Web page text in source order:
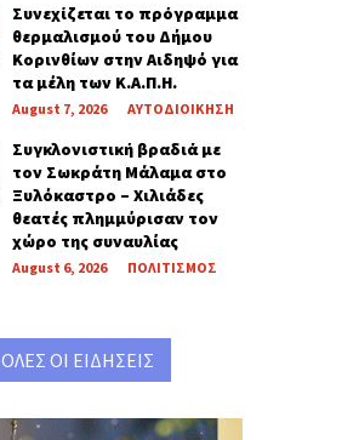
Συνεχίζεται το πρόγραμμα
θερμαλισμού του Δήμου
Κορινθίων στην Αιδηψό για
τα μέλη των Κ.Α.Π.Η.
August 7, 2026 ΑΥΤΟΔΙΟΙΚΗΣΗ
Συγκλονιστική βραδιά με
τον Σωκράτη Μάλαμα στο
Ξυλόκαστρο – Χιλιάδες
θεατές πλημμύρισαν τον
χώρο της συναυλίας
August 6, 2026 ΠΟΛΙΤΙΣΜΟΣ
ΟΛΕΣ ΟΙ ΕΙΔΗΣΕΙΣ